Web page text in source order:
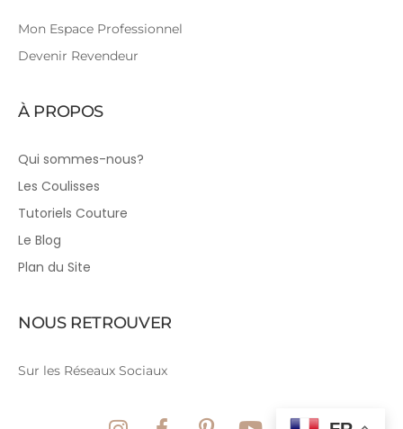
Mon Espace Professionnel
Devenir Revendeur
À PROPOS
Qui sommes-nous?
Les Coulisses
Tutoriels Couture
Le Blog
Plan du Site
NOUS RETROUVER
Sur les Réseaux Sociaux